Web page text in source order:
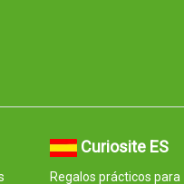
Curiosite ES
Regalos prácticos para